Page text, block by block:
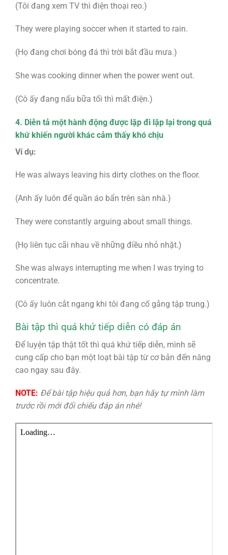
(Tôi đang xem TV thì điện thoại reo.)
They were playing soccer when it started to rain.
(Họ đang chơi bóng đá thì trời bắt đầu mưa.)
She was cooking dinner when the power went out.
(Cô ấy đang nấu bữa tối thì mất điện.)
4. Diễn tả một hành động được lặp đi lặp lại trong quá
khứ khiến người khác cảm thấy khó chịu
Ví dụ:
He was always leaving his dirty clothes on the floor.
(Anh ấy luôn để quần áo bẩn trên sàn nhà.)
They were constantly arguing about small things.
(Họ liên tục cãi nhau về những điều nhỏ nhặt.)
She was always interrupting me when I was trying to
concentrate.
(Cô ấy luôn cắt ngang khi tôi đang cố gắng tập trung.)
Bài tập thì quá khứ tiếp diễn có đáp án
Để luyện tập thật tốt thì quá khứ tiếp diễn, mình sẽ
cung cấp cho bạn một loạt bài tập từ cơ bản đến nâng
cao ngay sau đây.
NOTE: Để bài tập hiệu quả hơn, bạn hãy tự mình làm
trước rồi mới đối chiếu đáp án nhé!